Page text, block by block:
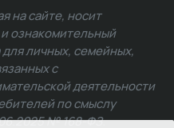
на сайте, носит
ознакомительный
личных, семейных,
с
деятельности
по смыслу
№ 168-ФЗ.